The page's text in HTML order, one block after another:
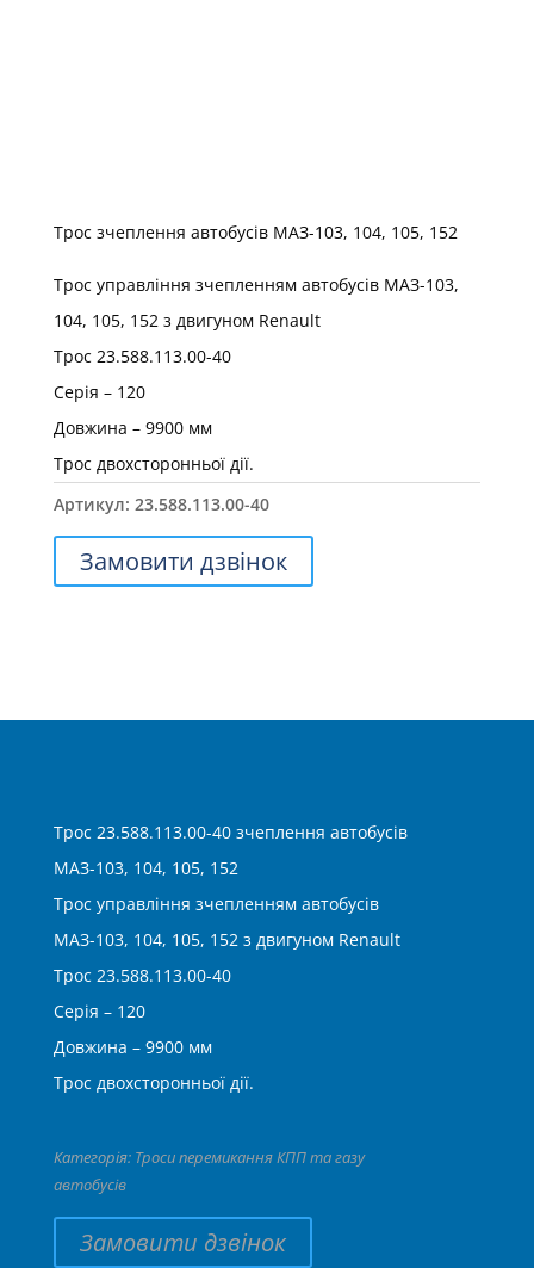
Трос зчеплення автобусів МАЗ-103, 104, 105, 152
Трос управління зчепленням автобусів МАЗ-103,
104, 105, 152 з двигуном Renault
Трос 23.588.113.00-40
Серія – 120
Довжина – 9900 мм
Трос двохсторонньої дії.
Артикул: 23.588.113.00-40
Замовити дзвінок
Трос 23.588.113.00-40 зчеплення автобусів
МАЗ-103, 104, 105, 152
Трос управління зчепленням автобусів
МАЗ-103, 104, 105, 152 з двигуном Renault
Трос 23.588.113.00-40
Серія – 120
Довжина – 9900 мм
Трос двохсторонньої дії.
Категорія: Троси перемикання КПП та газу
автобусів
Замовити дзвінок